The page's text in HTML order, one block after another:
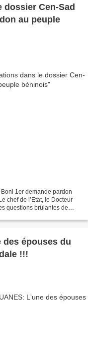
dossier Cen-Sad
au peuple
1er demande pardon
chef de l’Etat, le Docteur
questions brûlantes de
des épouses du
!!!